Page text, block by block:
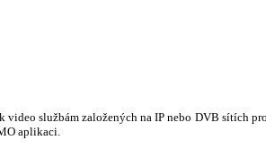
službám založených na IP nebo DVB sítích
aplikaci.